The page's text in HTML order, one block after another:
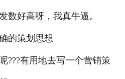
数好高呀，我真牛逼。
的策划思想
有用地去写一个营销策